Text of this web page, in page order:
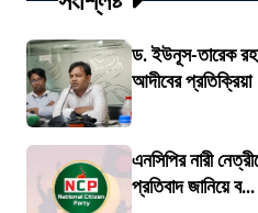
ড. ইউনূস-তারেক
আদীবের প্রতিক্রিয়া
এনসিপির নারী
প্রতিবাদ জানিয়ে ব...